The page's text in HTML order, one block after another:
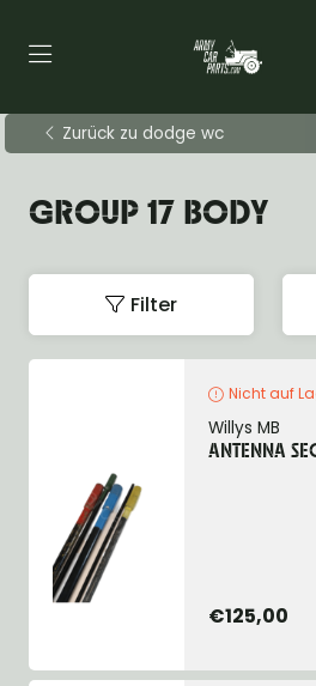
Zurück zu dodge wc
GROUP 17 BODY
Filter
Nicht auf
Willys MB
ANTENNA
€125,00